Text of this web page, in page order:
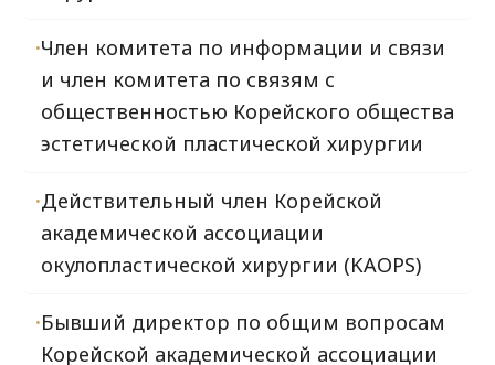
Член комитета по информации и связи
и член комитета по связям с
общественностью Корейского общества
эстетической пластической хирургии
Действительный член Корейской
академической ассоциации
окулопластической хирургии (KAOPS)
Бывший директор по общим вопросам
Корейской академической ассоциации